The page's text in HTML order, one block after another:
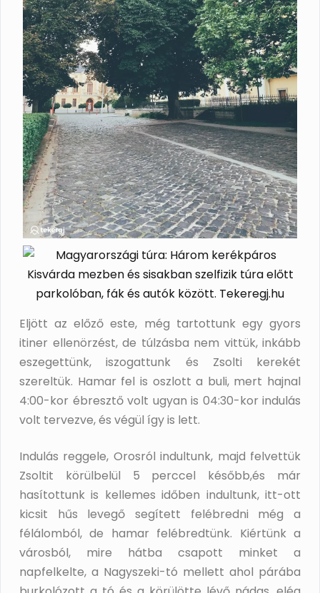
Eljött az előző este, még tartottunk egy gyors
itiner ellenörzést, de túlzásba nem vittük, inkább
eszegettünk, iszogattunk és Zsolti kerekét
szereltük. Hamar fel is oszlott a buli, mert hajnal
4:00-kor ébresztő volt ugyan is 04:30-kor indulás
volt tervezve, és végül így is lett.
Indulás reggele, Orosról indultunk, majd felvettük
Zsoltit körülbelül 5 perccel később,és már
hasítottunk is kellemes időben indultunk, itt-ott
kicsit hűs levegő segített felébredni még a
félálomból, de hamar felébredtünk. Kiértünk a
városból, mire hátba csapott minket a
napfelkelte, a Nagyszeki-tó mellett ahol párába